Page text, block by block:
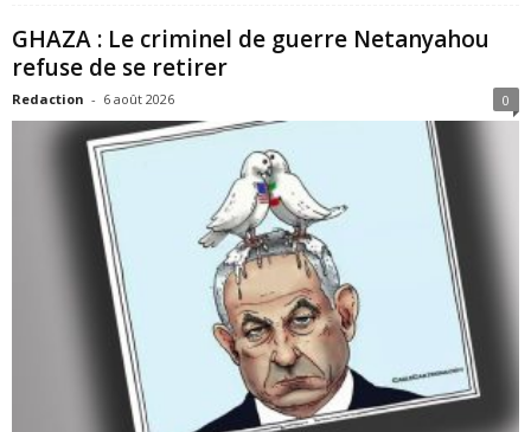
GHAZA : Le criminel de guerre Netanyahou
refuse de se retirer
Redaction - 6 août 2026 0